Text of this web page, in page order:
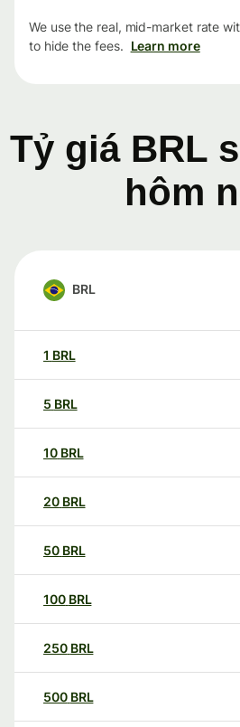
We use the real, mid-market rate
to hide the fees. Learn more
Tỷ giá BRL
hôm
BRL
1 BRL
5 BRL
10 BRL
20 BRL
50 BRL
100 BRL
250 BRL
500 BRL